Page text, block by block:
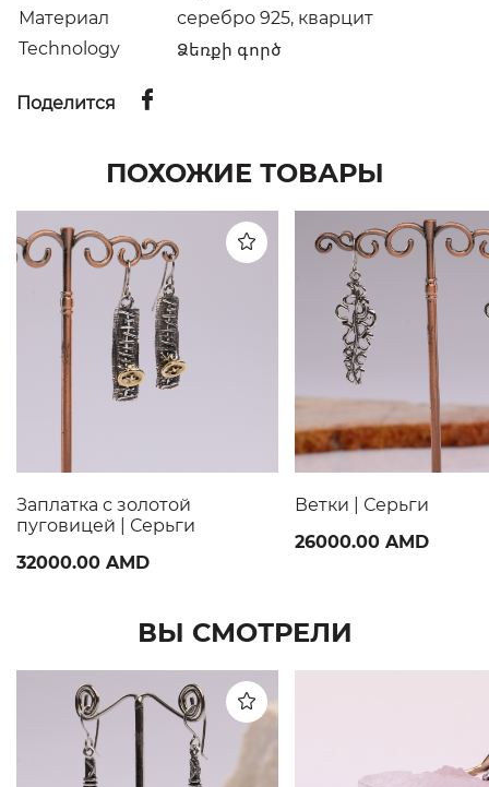
Материал
серебро 925, кварцит
Technology
Ձեռքի գործ
Поделится
ПОХОЖИЕ ТОВАРЫ
Заплатка с золотой
пуговицей | Серьги
32000.00 AMD
Ветки | Серьги
26000.00 AMD
ВЫ СМОТРЕЛИ